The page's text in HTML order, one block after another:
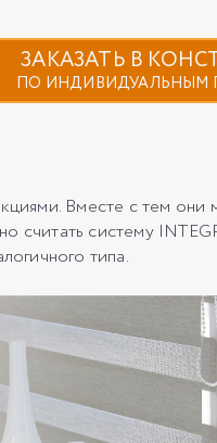
ЗАКАЗАТЬ В
ПО ИНДИВИДУАЛЬНЫМ
Вместе с тем они
считать систему
типа.